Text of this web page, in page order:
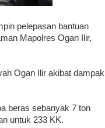
pelepasan bantuan
Mapolres Ogan Ilir,
Ogan Ilir akibat dampak
beras sebanyak 7 ton
untuk 233 KK.